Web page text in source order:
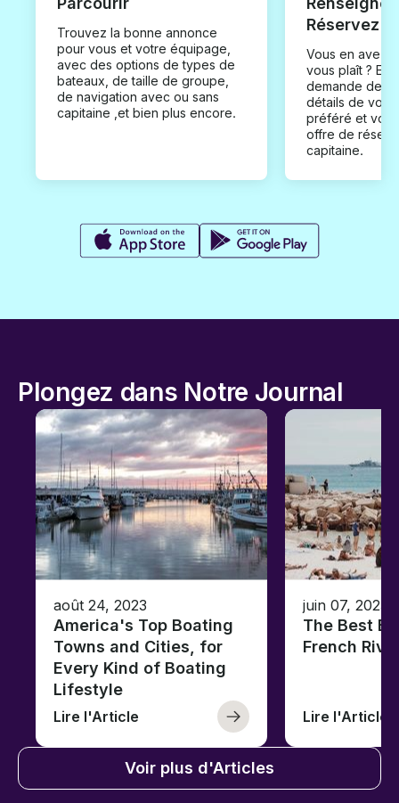
Trouvez la bonne annonce
pour vous et votre équipage,
avec des options de types de
bateaux, de taille de groupe,
de navigation avec ou sans
capitaine ,et bien plus encore.
Réservez
Vous en avez
vous plaît ?
demande de
détails de
préféré et
offre de
capitaine.
Plongez dans Notre Journal
août 24, 2023
America's Top Boating
Towns and Cities, for
Every Kind of Boating
Lifestyle
Lire l'Article
juin 07, 2023
The Best
French
Lire l'Article
Voir plus d'Articles